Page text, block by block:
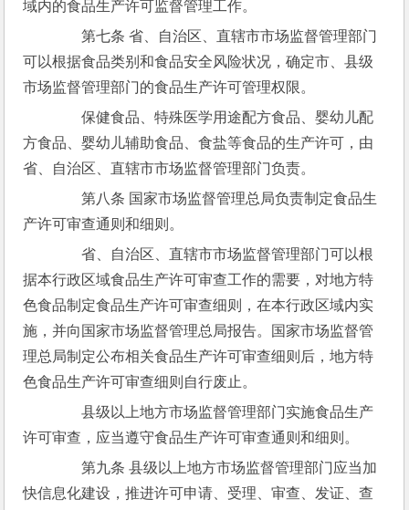
域内的食品生产许可监督管理工作。
第七条 省、自治区、直辖市市场监督管理部门
可以根据食品类别和食品安全风险状况，确定市、县级
市场监督管理部门的食品生产许可管理权限。
保健食品、特殊医学用途配方食品、婴幼儿配
方食品、婴幼儿辅助食品、食盐等食品的生产许可，由
省、自治区、直辖市市场监督管理部门负责。
第八条 国家市场监督管理总局负责制定食品生
产许可审查通则和细则。
省、自治区、直辖市市场监督管理部门可以根
据本行政区域食品生产许可审查工作的需要，对地方特
色食品制定食品生产许可审查细则，在本行政区域内实
施，并向国家市场监督管理总局报告。国家市场监督管
理总局制定公布相关食品生产许可审查细则后，地方特
色食品生产许可审查细则自行废止。
县级以上地方市场监督管理部门实施食品生产
许可审查，应当遵守食品生产许可审查通则和细则。
第九条 县级以上地方市场监督管理部门应当加
快信息化建设，推进许可申请、受理、审查、发证、查